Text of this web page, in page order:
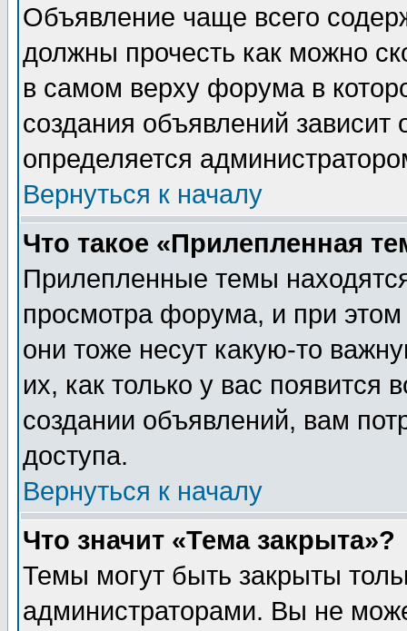
Объявление чаще всего
должны прочесть как можно
в самом верху форума в
создания объявлений зависит
определяется
Вернуться к началу
Что такое «Прилепленная
Прилепленные темы
просмотра форума, и при
они тоже несут какую-то
их, как только у вас появится
создании объявлений, вам
доступа.
Вернуться к началу
Что значит «Тема закрыта»?
Темы могут быть закрыты
администраторами. Вы не